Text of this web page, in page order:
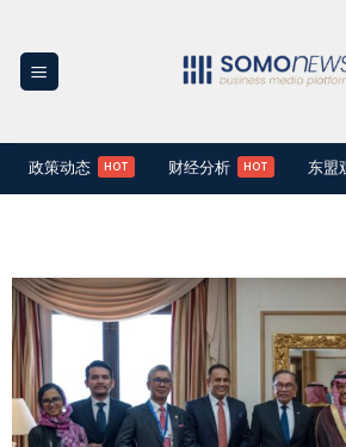
content
政策动态 财经分析 东盟